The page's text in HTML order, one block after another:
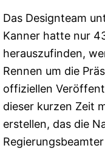
Das Designteam
Kanner hatte nur
herauszufinden,
Rennen um die
offiziellen
dieser kurzen Zeit
erstellen, das die